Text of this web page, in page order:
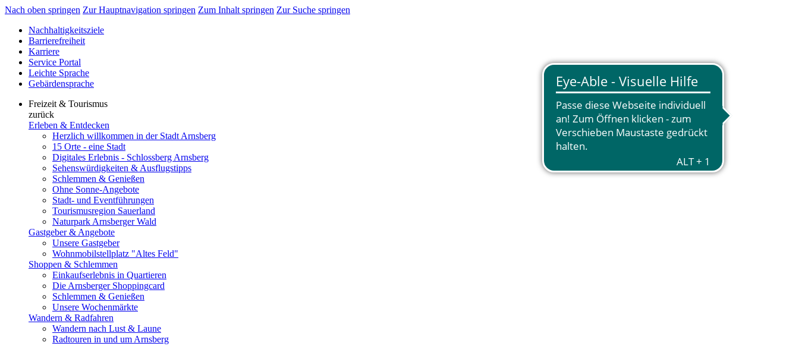
Nach oben springen Zur Hauptnavigation springen Zum Inhalt springen Zur Suche springen
Nachhaltigkeitsziele
Barrierefreiheit
Karriere
Service Portal
Leichte Sprache
Gebärdensprache
Freizeit & Tourismus
zurück
Erleben & Entdecken
Herzlich willkommen in der Stadt Arnsberg
15 Orte - eine Stadt
Digitales Erlebnis - Schlossberg Arnsberg
Sehenswürdigkeiten & Ausflugstipps
Schlemmen & Genießen
Ohne Sonne-Angebote
Stadt- und Eventführungen
Tourismusregion Sauerland
Naturpark Arnsberger Wald
Gastgeber & Angebote
Unsere Gastgeber
Wohnmobilstellplatz "Altes Feld"
Shoppen & Schlemmen
Einkaufserlebnis in Quartieren
Die Arnsberger Shoppingcard
Schlemmen & Genießen
Unsere Wochenmärkte
Wandern & Radfahren
Wandern nach Lust & Laune
Radtouren in und um Arnsberg